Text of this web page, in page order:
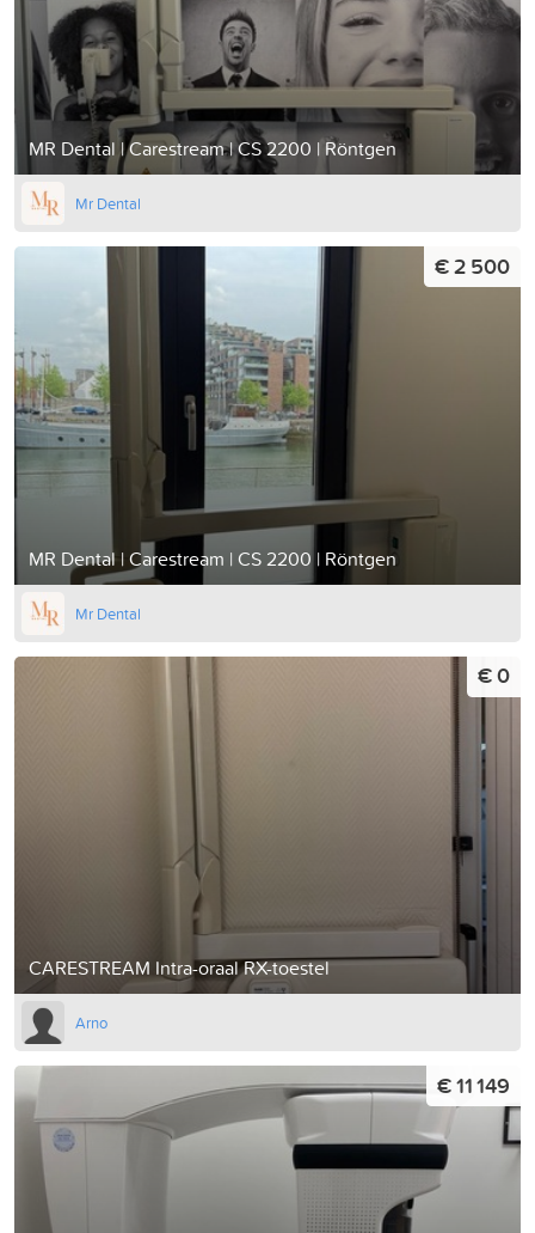
MR Dental | Carestream | CS 2200 | Röntgen
Mr Dental
MR Dental | Carestream | CS 2200 | Röntgen
€ 2 500
Mr Dental
CARESTREAM Intra-oraal RX-toestel
€ 0
Arno
€ 11 149